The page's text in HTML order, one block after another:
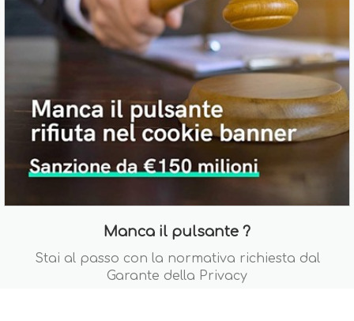
Manca il pulsante ?
Stai al passo con la normativa richiesta dal
Garante della Privacy